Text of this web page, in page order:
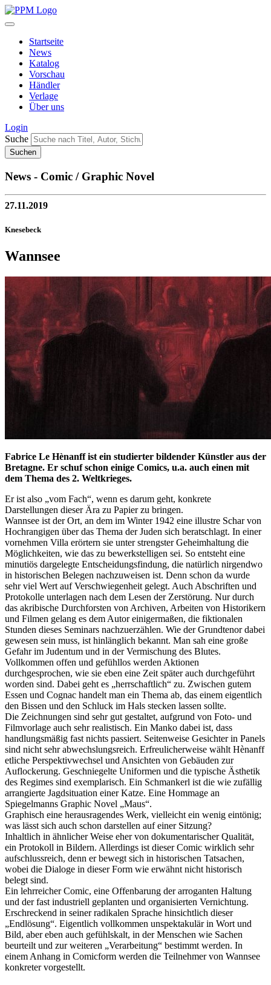
Startseite
News
Katalog
Vorschau
Händler
Verlage
Über uns
Login
Suche
News - Comic / Graphic Novel
27.11.2019
Knesebeck
Wannsee
Fabrice Le Hènanff ist ein studierter bildender Künstler aus der
Bretagne. Er schuf schon einige Comics, u.a. auch einen mit
dem Thema des 2. Weltkrieges.
Er ist also „vom Fach“, wenn es darum geht, konkrete
Darstellungen dieser Ära zu Papier zu bringen.
Wannsee ist der Ort, an dem im Winter 1942 eine illustre Schar von
Hochrangigen über das Thema der Juden sich beratschlagt. In einer
vornehmen Villa erörtern sie unter strengster Geheimhaltung die
Möglichkeiten, wie das zu bewerkstelligen sei. So entsteht eine
minutiös dargelegte Entscheidungsfindung, die natürlich nirgendwo
in historischen Belegen nachzuweisen ist. Denn schon da wurde
sehr viel Wert auf Verschwiegenheit gelegt. Auch Abschriften und
Protokolle unterlagen nach dem Lesen der Zerstörung. Nur durch
das akribische Durchforsten von Archiven, Arbeiten von Historikern
und Filmen gelang es dem Autor einigermaßen, die fiktionalen
Stunden dieses Seminars nachzuerzählen. Wie der Grundtenor dabei
gewesen sein muss, ist hinlänglich bekannt. Man sah eine große
Gefahr im Judentum und in der Vermischung des Blutes.
Vollkommen offen und gefühllos werden Aktionen
durchgesprochen, wie sie eben eine Zeit später auch durchgeführt
worden sind. Dabei geht es „herrschaftlich“ zu. Zwischen gutem
Essen und Cognac handelt man ein Thema ab, das einem eigentlich
den Bissen und den Schluck im Hals stecken lassen sollte.
Die Zeichnungen sind sehr gut gestaltet, aufgrund von Foto- und
Filmvorlage auch sehr realistisch. Ein Manko dabei ist, dass
handlungsmäßig fast nichts passiert. Seitenweise Gesichter in Panels
sind nicht sehr abwechslungsreich. Erfreulicherweise wählt Hènanff
etliche Perspektivwechsel und Ansichten von Gebäuden zur
Auflockerung. Geschniegelte Uniformen und die typische Ästhetik
des Regimes sind exemplarisch. Ein Schmankerl ist die wie zufällig
arrangierte Jagdsituation einer Katze. Eine Hommage an
Spiegelmanns Graphic Novel „Maus“.
Graphisch eine herausragendes Werk, vielleicht ein wenig eintönig;
was lässt sich auch schon darstellen auf einer Sitzung?
Inhaltlich in ähnlicher Weise eher von dokumentarischer Qualität,
ein Protokoll in Bildern. Allerdings ist dieser Comic wirklich sehr
aufschlussreich, denn er bewegt sich in historischen Tatsachen,
wobei die Dialoge in dieser Form wie erwähnt nicht historisch
belegt sind.
Ein lehrreicher Comic, eine Offenbarung der arroganten Haltung
und der fast industriell geplanten und organisierten Vernichtung.
Erschreckend in seiner radikalen Sprache hinsichtlich dieser
„Endlösung“. Eigentlich vollkommen unspektakulär in Wort und
Bild, aber eben auch gefühlskalt, in der Menschen wie Sachen
beurteilt und zur weiteren „Verarbeitung“ bestimmt werden. In
einem Anhang in Comicform werden die Teilnehmer von Wannsee
konkreter vorgestellt.